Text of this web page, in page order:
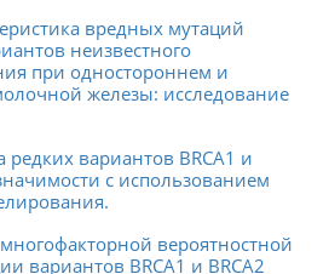
вредных мутаций
неизвестного
при одностороннем и
железы: исследование
редких вариантов BRCA1 и
с использованием
вероятностной
вариантов BRCA1 и BRCA2